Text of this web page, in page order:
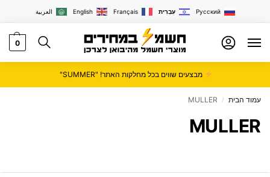
العربية English Français עִבְרִית Русский
0
מבצעים שווים בכל מחלקות האתר! "SUMMER"
עמוד הבית /
MULLER
MULLER